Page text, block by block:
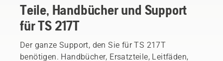
Teile, Handbücher und Support
für TS 217T
Der ganze Support, den Sie für TS 217T
benötigen. Handbücher, Ersatzteile, Leitfäden,